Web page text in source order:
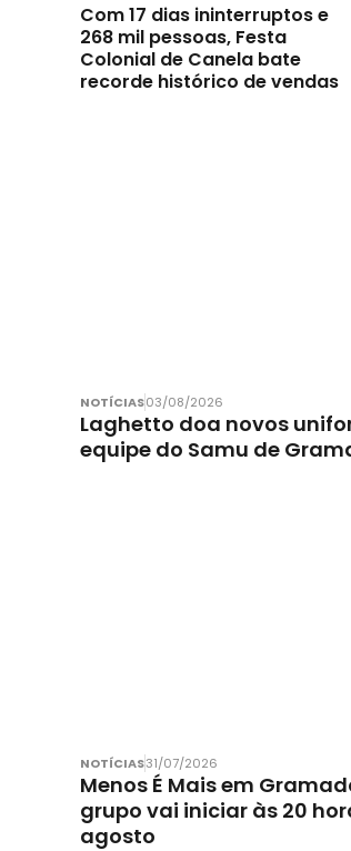
Com 17 dias ininterruptos e
268 mil pessoas, Festa
Colonial de Canela bate
recorde histórico de vendas
NOTÍCIAS03/08/2026
Laghetto doa novos
equipe do Samu de
NOTÍCIAS31/07/2026
Menos É Mais em
grupo vai iniciar às 20
agosto